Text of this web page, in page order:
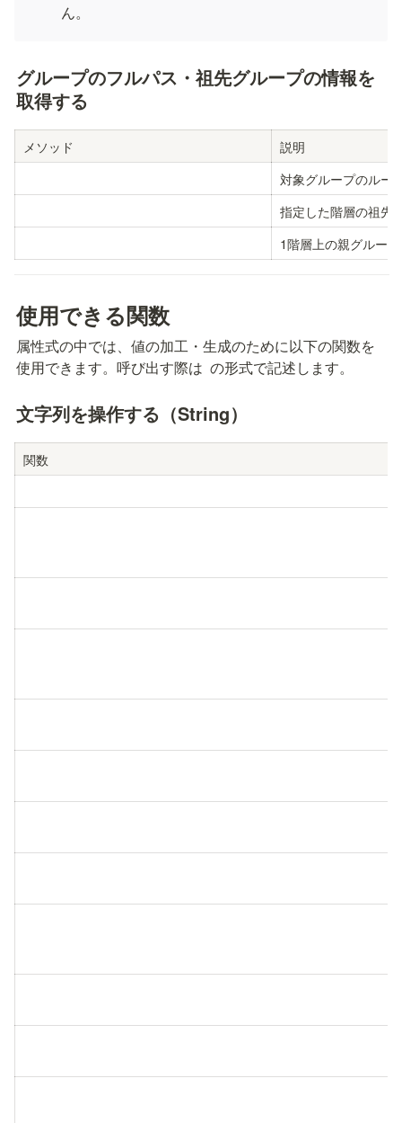
ん。
グループのフルパス・祖先グループの情報を
取得する
メソッド
説明
対象グループのルー
指定した階層の祖先
1階層上の親グルー
使用できる関数
属性式の中では、値の加工・生成のために以下の関数を
使用できます。呼び出す際は の形式で記述します。
文字列を操作する（String）
関数